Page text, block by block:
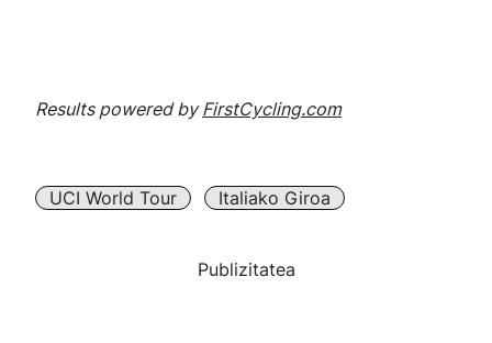
Results powered byFirstCycling.com
UCI World Tour Italiako Giroa
Publizitatea